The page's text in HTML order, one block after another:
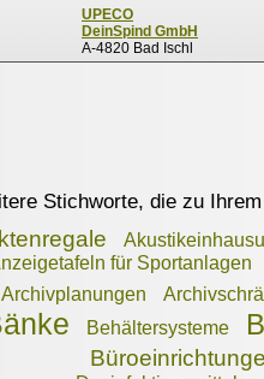
UPECO
DeinSpind GmbH
A-4820 Bad Ischl
Stichworte, die zu
für Sportanlagen
Archivplanungen
Behältersysteme